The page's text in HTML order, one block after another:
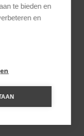
VOOR
te bieden en
en